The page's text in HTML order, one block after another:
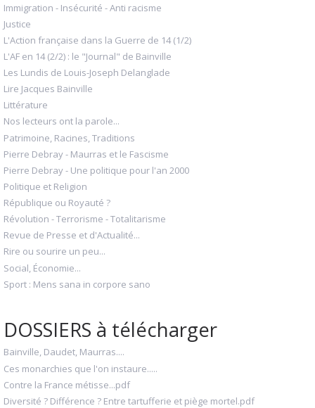
Immigration - Insécurité - Anti racisme
Justice
L'Action française dans la Guerre de 14 (1/2)
L'AF en 14 (2/2) : le "Journal" de Bainville
Les Lundis de Louis-Joseph Delanglade
Lire Jacques Bainville
Littérature
Nos lecteurs ont la parole...
Patrimoine, Racines, Traditions
Pierre Debray - Maurras et le Fascisme
Pierre Debray - Une politique pour l'an 2000
Politique et Religion
République ou Royauté ?
Révolution - Terrorisme - Totalitarisme
Revue de Presse et d'Actualité...
Rire ou sourire un peu...
Social, Économie...
Sport : Mens sana in corpore sano
DOSSIERS à télécharger
Bainville, Daudet, Maurras....
Ces monarchies que l'on instaure.....
Contre la France métisse...pdf
Diversité ? Différence ? Entre tartufferie et piège mortel.pdf